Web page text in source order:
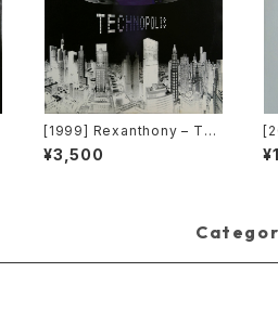
[1999] Rexanthony – Tec
hnopolis [Franton]
¥3,500